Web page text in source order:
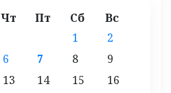
Чт Пт Сб Вс
1
2
6 7 8
9
13 14 15
16